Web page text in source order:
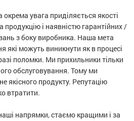
увага приділяється якості
продукцію і наявністю гарантійних /
з боку виробника. Наша мета
які можуть виникнути як в процесі
поломки. Ми прихильники тільки
обслуговування.Тому ми
якісного продукту. Репутацію
втратити.
напрямки, стаємо кращими і за